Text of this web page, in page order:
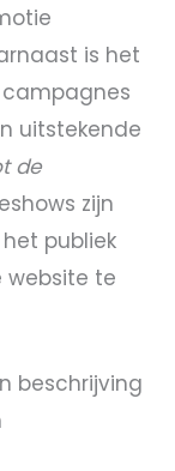
is het
uitstekende
de
zijn
publiek
website te
beschrijving